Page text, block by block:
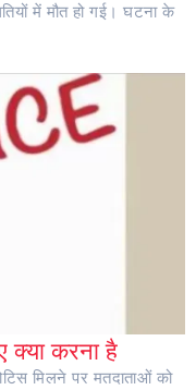
में मौत हो गई। घटना के
क्या करना है
मिलने पर मतदाताओं को